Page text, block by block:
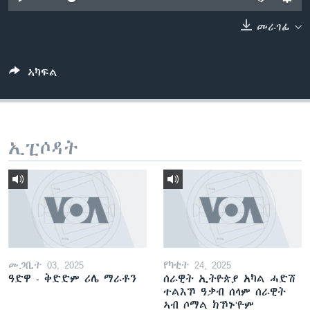
ቂሔ ጽልሚ
መራገፊ
ኣካፍል
ኢፒሶዳት
መጋቢት 03, 2025
ዓድዋ - ቅድድም ሪሌ ማራቶን
የካቲት 24, 2025
ሰራዊት ኢትዮጵያ አካል ሓድሽ
ተልእኾ ዓቃብ ሰላም ሰራዊት
ኣብ ሶማል ክኾኑ'ዮም